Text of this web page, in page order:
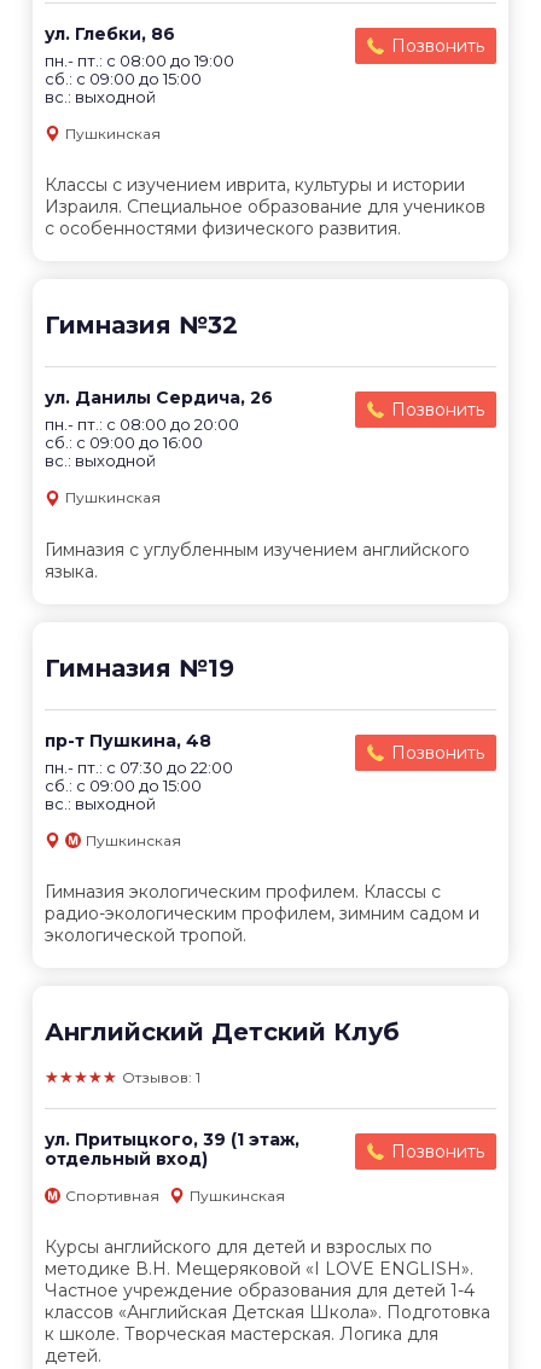
ул. Глебки, 86
пн.- пт.: с 08:00 до 19:00
сб.: с 09:00 до 15:00
вс.: выходной
Позвонить
Пушкинская
Классы с изучением иврита, культуры и истории
Израиля. Специальное образование для учеников
с особенностями физического развития.
Гимназия №32
ул. Данилы Сердича, 26
пн.- пт.: с 08:00 до 20:00
сб.: с 09:00 до 16:00
вс.: выходной
Позвонить
Пушкинская
Гимназия с углубленным изучением английского
языка.
Гимназия №19
пр-т Пушкина, 48
пн.- пт.: с 07:30 до 22:00
сб.: с 09:00 до 15:00
вс.: выходной
Позвонить
Пушкинская
Гимназия экологическим профилем. Классы с
радио-экологическим профилем, зимним садом и
экологической тропой.
Английский Детский Клуб
★★★★★ Отзывов: 1
ул. Притыцкого, 39 (1 этаж,
отдельный вход)
Позвонить
Спортивная Пушкинская
Курсы английского для детей и взрослых по
методике В.Н. Мещеряковой «I LOVE ENGLISH».
Частное учреждение образования для детей 1-4
классов «Английская Детская Школа». Подготовка
к школе. Творческая мастерская. Логика для
детей.